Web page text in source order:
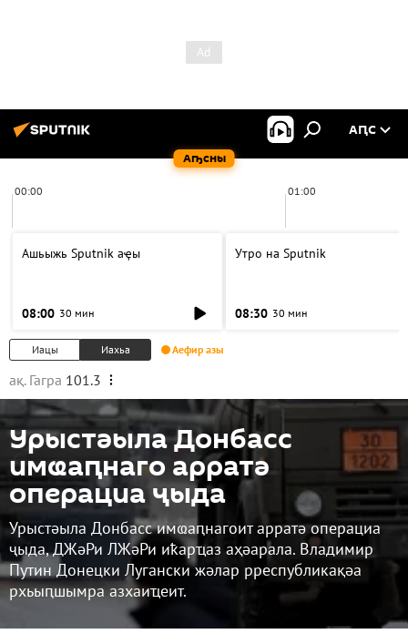
Аҧсны
АԤС
00:00 01:00
Ашьыжь Sputnik аҿы
08:00 30 мин
Утро на Sputnik
08:30 30 мин
Иацы Иахьа Аефир азы
ақ. Гагра 101.3
Урыстәыла Донбасс
имҩаԥнаго арратә
операциа ҷыда
Урыстәыла Донбасс имҩаԥнагоит арратә операциа
ҷыда, ДЖәРи ЛЖәРи иҟарҵаз аҳәарала. Владимир
Путин Донецки Лугански жәлар рреспубликақәа
рхьыԥшымра азхаиҵеит.